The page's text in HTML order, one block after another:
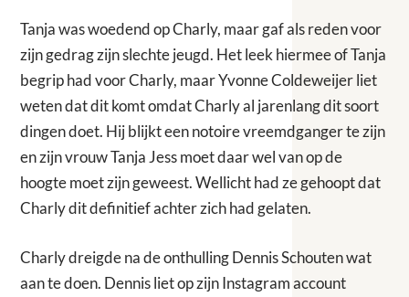
Tanja was woedend op Charly, maar gaf als reden voor
zijn gedrag zijn slechte jeugd. Het leek hiermee of Tanja
begrip had voor Charly, maar Yvonne Coldeweijer liet
weten dat dit komt omdat Charly al jarenlang dit soort
dingen doet. Hij blijkt een notoire vreemdganger te zijn
en zijn vrouw Tanja Jess moet daar wel van op de
hoogte moet zijn geweest. Wellicht had ze gehoopt dat
Charly dit definitief achter zich had gelaten.
Charly dreigde na de onthulling Dennis Schouten wat
aan te doen. Dennis liet op zijn Instagram account